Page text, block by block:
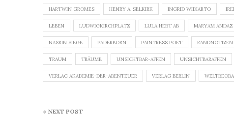
HARTWIN GROMES HENRY A. SELKIRK INGRID WIDIARTO
LEBEN LUDWIGKIRCHPLATZ LULA HEBT AB MARYAM ANDAZ
NASRIN SIEGE PADERBORN PAINTRESS POET RANDNOTIZEN
TRAUM TRÄUME UNSICHTBAR-AFFEN UNSICHTBARAFFEN
VERLAG AKADEMIE-DER-ABENTEUER VERLAG BERLIN
« NEXT POST